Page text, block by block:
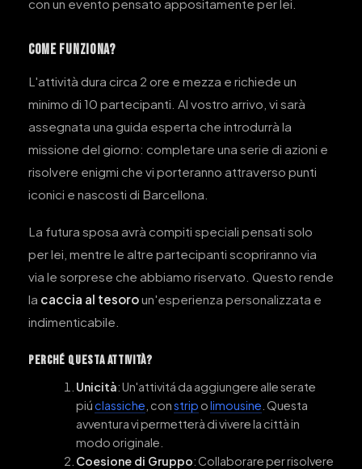
con un evento pensato appositamente per lei.
Come Funziona?
L'attività dura circa 2 ore e mezza e richiede un
minimo di 10 partecipanti. Al vostro arrivo, vi sarà
assegnata una guida esperta che introdurrà la
missione del giorno: completare una serie di azioni e
risolvere enigmi che vi porteranno attraverso punti
iconici e nascosti di Barcellona.
La futura sposa avrà compiti speciali pensati solo
per lei, mentre le altre partecipanti scopriranno via
via le sorprese che abbiamo riservato. Questo rende
la caccia al tesoroun'esperienza personalizzata e
indimenticabile.
Perché Questa Attività?
Unicità: Un'attivitá da aggiungere alle serate
piúclassiche , constrip olimousine . Questa
avventura vi permetterà di vivere la città in
modo originale.
Coesione di Gruppo: Collaborare per risolvere